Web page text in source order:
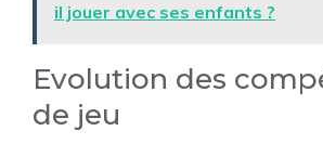
il jouer avec ses enfants ?
Evolution des
de jeu